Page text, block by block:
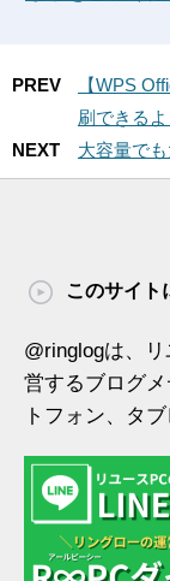
PREV
【WPS
刷できる
NEXT
大容量で
このサイト
@ringlogは、
営するブログ
トフォン、タ